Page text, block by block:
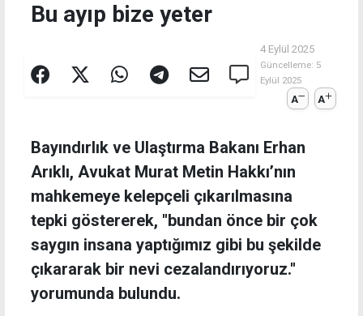
Bu ayıp bize yeter
4 Eylül 2025
Güncelleme: 5
Eylül 2025
A A
Bayındırlık ve Ulaştırma Bakanı Erhan
Arıklı, Avukat Murat Metin Hakkı’nın
mahkemeye kelepçeli çıkarılmasına
tepki göstererek, ''bundan önce bir çok
saygın insana yaptığımız gibi bu şekilde
çıkararak bir nevi cezalandırıyoruz.''
yorumunda bulundu.